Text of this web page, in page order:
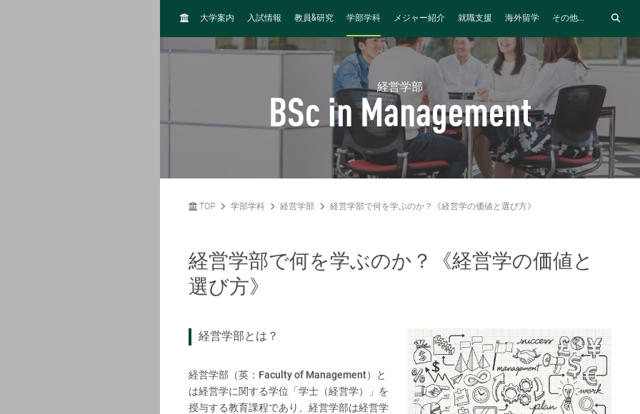
H
大学案内 入試情報 教員&研究 学部学科 メジャー紹介 就職支援 海外留学 その他...
経営学部
BSc in Management
TOP 学部学科 経営学部 経営学部で何を学ぶのか？《経営学の価値と選び方》
経営学部で何を学ぶのか？《経営学の価値と
選び方》
経営学部とは？
経営学部（英：Faculty of Management）と
は経営学に関する学位「学士（経営学）」を
授与する教育課程であり、経営学部は経営学